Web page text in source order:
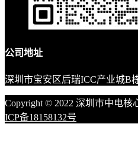
公司地址
深圳市宝安区后瑞ICC产业城B
Copyright © 2022 深圳市中电
ICP备18158132号